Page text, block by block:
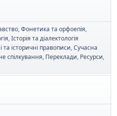
Фонетика та орфоепія
Історія та діалектологія
та історичні правописи Сучасна
спілкування Переклади Ресурси